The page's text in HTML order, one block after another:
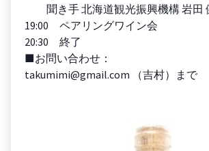
聞き手 北海道観光振興機構 岩田
19:00 ペアリングワイン会
20:30 終了
■お問い合わせ：
takumimi@gmail.com （吉村）まで